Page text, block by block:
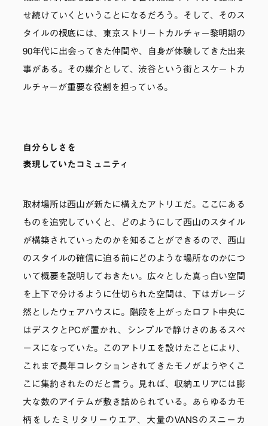
せ続けていくということになるだろう。そして、そのス
タイルの根底には、東京ストリートカルチャー黎明期の
90年代に出会ってきた仲間や、自身が体験してきた出来
事がある。その媒介として、渋谷という街とスケートカ
ルチャーが重要な役割を担っている。
自分らしさを
表現していたコミュニティ
取材場所は西山が新たに構えたアトリエだ。ここにある
ものを追究していくと、どのようにして西山のスタイル
が構築されていったのかを知ることができるので、西山
のスタイルの確信に迫る前にどのような場所なのかにつ
いて概要を説明しておきたい。広々とした真っ白い空間
を上下で分けるように仕切られた空間は、下はガレージ
然としたウェアハウスに。階段を上がったロフト中央に
はデスクとPCが置かれ、シンプルで静けさのあるスペ
ースになっていた。このアトリエを設けたことにより、
これまで長年コレクションされてきたモノがようやくこ
こに集約されたのだと言う。見れば、収納エリアには膨
大な数のアイテムが敷き詰められている。あらゆるカモ
柄をしたミリタリーウエア、大量のVANSのスニーカ